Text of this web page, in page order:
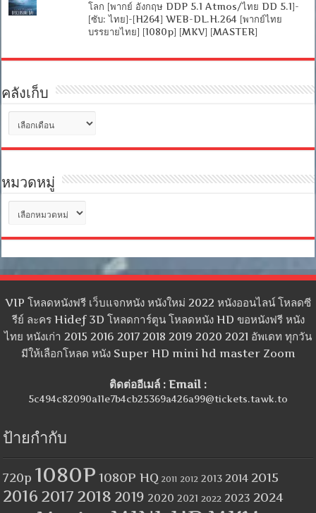
โลก [พากย์ อังกฤษ DDP 5.1 Atmos/ไทย DD 5.1]-
[ซับ: ไทย]-[H264] WEB-DL.H.264 [พากย์ไทย
บรรยายไทย] [1080p] [MKV] [MASTER]
คลังเก็บ
เก็บ
หมวดหมู่
หมู่
VIP โหลดหนังฟรี เว็บแจกหนัง หนังใหม่ 2022 หนังออนไลน์ โหลดซี
รีย์ ละคร Hidef 3D โหลดการ์ตูน โหลดหนัง HD ขอหนังฟรี หนัง
ไทย หนังเก่า 2015 2016 2017 2018 2019 2020 2021 อัพเดท ทุกวัน
มีให้เลือกโหลด หนัง Super HD mini hd master Zoom
ติดต่ออีเมล์ : Email :
5c494c82090a11e7b4cb25369a426a99@tickets.tawk.to
ป้ายกำกับ
720p 1080P 1080P HQ 2011 2012 2013 2014 2015
2016 2017 2018 2019 2020 2021 2022 2023 2024